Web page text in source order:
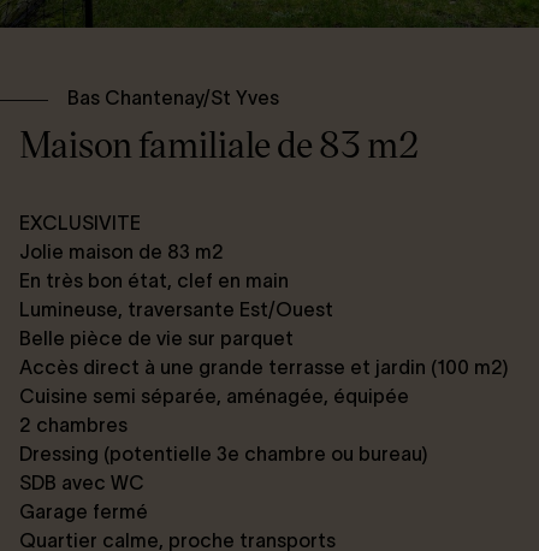
Bas Chantenay/St Yves
Maison familiale de 83 m2
EXCLUSIVITE
Jolie maison de 83 m2
En très bon état, clef en main
Lumineuse, traversante Est/Ouest
Belle pièce de vie sur parquet
Accès direct à une grande terrasse et jardin (100 m2)
Cuisine semi séparée, aménagée, équipée
2 chambres
Dressing (potentielle 3e chambre ou bureau)
SDB avec WC
Garage fermé
Quartier calme, proche transports